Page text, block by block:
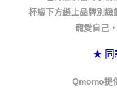
權轉讓予恩沛科技股份有限公
２．關於個人資料處理事宜，
https://aftee.tw/terms/#terms3
「AFTEE先享後付」，若未經
時審查核予不同之上限額度；
每筆NT$70，滿NT$1,000(
宅配出貨 約3~5天到貨，
杯緣下方縫上品牌別緻
寵愛自己
★ 同
Qmomo提